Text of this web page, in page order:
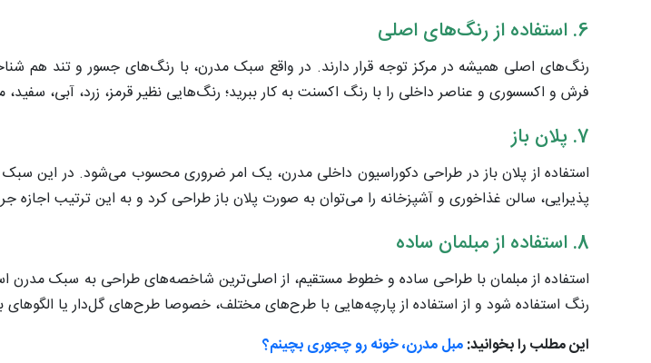
6. استفاده از رنگ‌های اصلی
رنگ‌های اصلی همیشه در مرکز توجه قرار دارند. در واقع سبک مدرن، با رنگ‌های جسور و تند هم
فرش و اکسسوری‌ و عناصر داخلی را با رنگ اکسنت به کار ببرید؛ رنگ‌هایی نظیر قرمز، زرد، آبی،
7. پلان باز
استفاده از پلان باز در طراحی دکوراسیون داخلی مدرن، یک امر ضروری محسوب می‌شود. در این
پذیرایی، سالن غذاخوری و آشپزخانه را می‌توان به صورت پلان باز طراحی کرد و به این ترتیب اجازه
8. استفاده از مبلمان ساده
استفاده از مبلمان با طراحی ساده و خطوط مستقیم، از اصلی‌ترین شاخصه‌های طراحی به سبک مدرن
رنگ استفاده شود و از استفاده از پارچه‌هایی با طرح‌های مختلف، خصوصا طرح‌های گل‌دار یا الگوهای
این مطلب را بخوانید:مبل مدرن، خونه رو چجوری بچینم؟